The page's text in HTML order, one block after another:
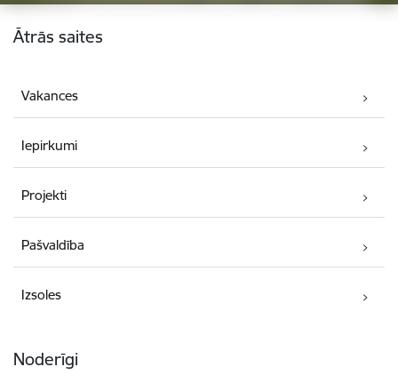
Kājene
Ātrās saites
Vakances
Iepirkumi
Projekti
Pašvaldība
Izsoles
Noderīgi